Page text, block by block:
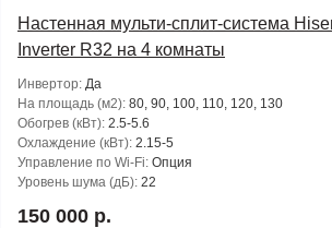
Настенная мульти-сплит-система
Inverter R32 на 4 комнаты
Инвертор: Да
На площадь (м2): 80, 90, 100, 110, 120, 130
Обогрев (кВт): 2.5-5.6
Охлаждение (кВт): 2.15-5
Управление по Wi-Fi: Опция
Уровень шума (дБ): 22
150 000 р.